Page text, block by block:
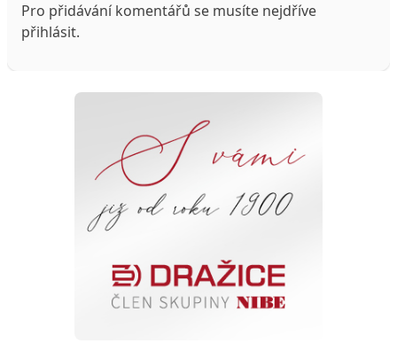
Pro přidávání komentářů se musíte nejdříve
přihlásit.